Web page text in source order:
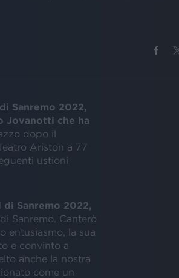
Sanremo 2022,
Jovanotti che ha
dopo il
Ariston a 77
ustioni
Sanremo 2022,
Sanremo. Canterò
entusiasmo, la sua
e convinto a
anche la nostra
come un